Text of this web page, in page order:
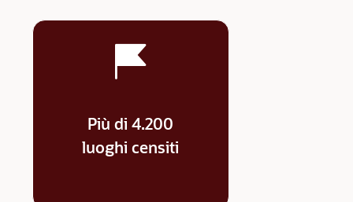
Più di 4.200
luoghi censiti